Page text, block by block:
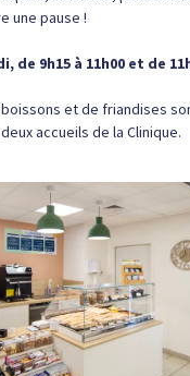
une pause !
de 9h15 à 11h00 et de
et de friandises
accueils de la Clinique.